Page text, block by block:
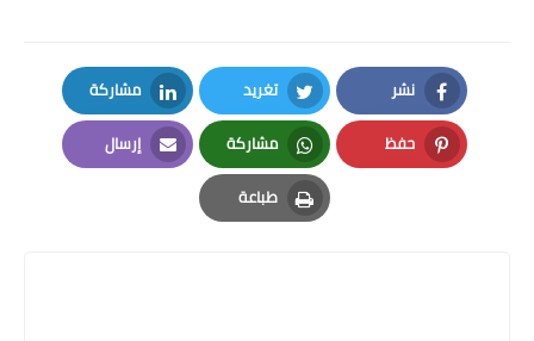
نشر
Facebook
تغريد
Twitter
مشاركة
LinkedIn
حفظ
Pinterest
مشاركة
Whatsapp
إرسال
Email
طباعة
Print